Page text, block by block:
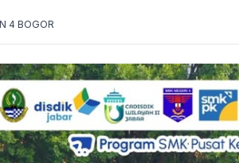
4 BOGOR